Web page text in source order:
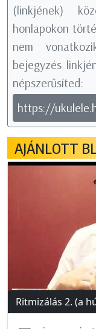
(linkjének)
honlapokon
nem
bejegyzés
népszerűsíted:
https://
AJÁNLOTT
Ritmizálás 2. (a